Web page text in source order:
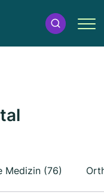
Medizin (76)